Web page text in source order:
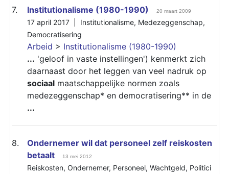
7. Institutionalisme (1980-1990) 20 maart 2009
17 april 2017 | Institutionalisme, Medezeggenschap,
Democratisering
Arbeid > Institutionalisme (1980-1990)
... 'geloof in vaste instellingen') kenmerkt zich
daarnaast door het leggen van veel nadruk op
sociaal maatschappelijke normen zoals
medezeggenschap* en democratisering** in de
...
8.
Ondernemer wil dat personeel zelf reiskosten
betaalt
13 mei 2012
Reiskosten, Ondernemer, Personeel, Wachtgeld, Politici